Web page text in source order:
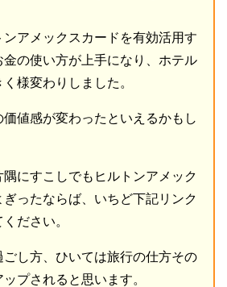
アメックスカードを有効活用す
金の使い方が上手になり、ホテル
様変わりしました。
価値感が変わったといえるかもし
隅にすこしでもヒルトンアメック
ったならば、いちど下記リンク
ださい。
し方、ひいては旅行の仕方その
プされると思います。